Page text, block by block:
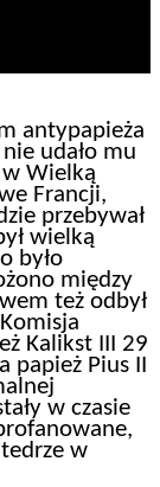
antypapieża
udało mu
w Wielką
Francji,
przebywał
wielką
było
między
też odbył
Kalikst III 29
papież Pius II
w czasie
w